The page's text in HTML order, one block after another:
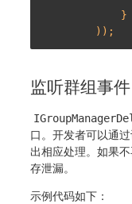
监听群组事件
口。开发者可以通
出相应处理。如果
存泄漏。
示例代码如下：